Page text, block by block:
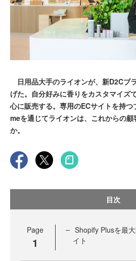
日用品大手のライオンが、新D2Cブ
げた。自分好みに香りをカスタマイズ
心に販売する。専用のECサイトを持
meを通じてライオンは、これからの
か。
目次
Page
1
Shopify Plusを最
イト